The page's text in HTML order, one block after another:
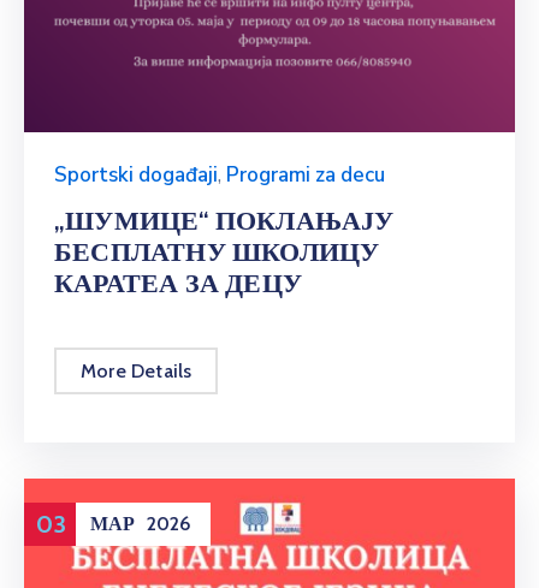
Sportski događaji, Programi za decu
„ШУМИЦЕ“ ПОКЛАЊАЈУ
БЕСПЛАТНУ ШКОЛИЦУ
КАРАТЕА ЗА ДЕЦУ
More Details
03 МАР 2026